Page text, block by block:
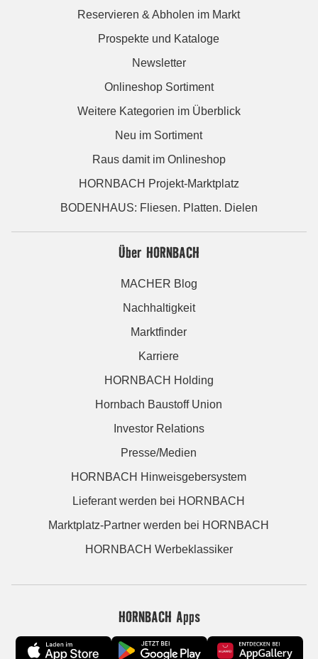
Reservieren & Abholen im Markt
Prospekte und Kataloge
Newsletter
Onlineshop Sortiment
Weitere Kategorien im Überblick
Neu im Sortiment
Raus damit im Onlineshop
HORNBACH Projekt-Marktplatz
BODENHAUS: Fliesen. Platten. Dielen
Über HORNBACH
MACHER Blog
Nachhaltigkeit
Marktfinder
Karriere
HORNBACH Holding
Hornbach Baustoff Union
Investor Relations
Presse/Medien
HORNBACH Hinweisgebersystem
Lieferant werden bei HORNBACH
Marktplatz-Partner werden bei HORNBACH
HORNBACH Werbeklassiker
HORNBACH Apps